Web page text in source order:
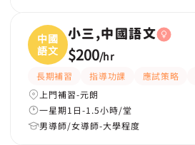
中國
語文
小三,中國語文
$200/hr
長期補習 指導功課 應試策略
上門補習-元朗
一星期1日-1.5小時/堂
男導師/女導師-大學程度